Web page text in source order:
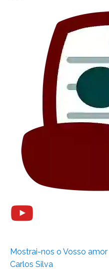
Mostrai-nos o Vosso amor
Carlos Silva